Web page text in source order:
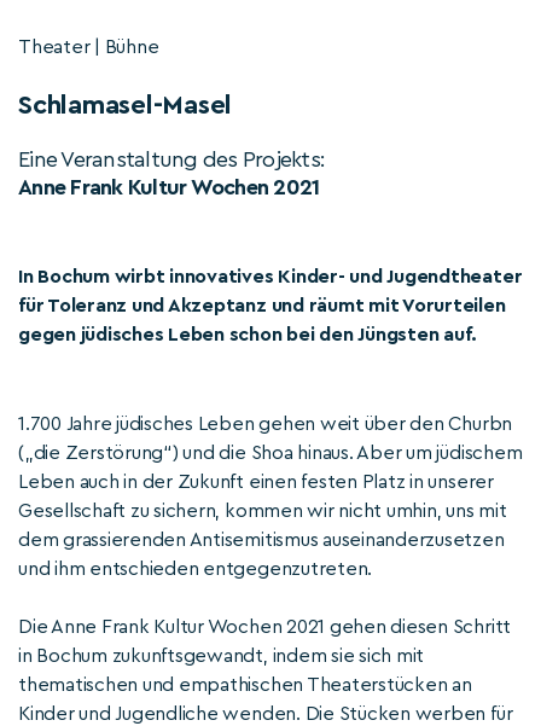
Theater | Bühne
Schlamasel-Masel
Eine Veranstaltung des Projekts:
Anne Frank Kultur Wochen 2021
In Bochum wirbt innovatives Kinder- und Jugendtheater
für Toleranz und Akzeptanz und räumt mit Vorurteilen
gegen jüdisches Leben schon bei den Jüngsten auf.
1.700 Jahre jüdisches Leben gehen weit über den Churbn
(„die Zerstörung“) und die Shoa hinaus. Aber um jüdischem
Leben auch in der Zukunft einen festen Platz in unserer
Gesellschaft zu sichern, kommen wir nicht umhin, uns mit
dem grassierenden Antisemitismus auseinanderzusetzen
und ihm entschieden entgegenzutreten.
Die Anne Frank Kultur Wochen 2021 gehen diesen Schritt
in Bochum zukunftsgewandt, indem sie sich mit
thematischen und empathischen Theaterstücken an
Kinder und Jugendliche wenden. Die Stücken werben für